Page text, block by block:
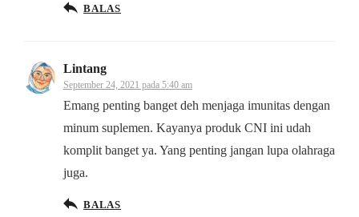
BALAS
Lintang
September 24, 2021 pada 5:40 am
Emang penting banget deh menjaga imunitas dengan
minum suplemen. Kayanya produk CNI ini udah
komplit banget ya. Yang penting jangan lupa olahraga
juga.
BALAS